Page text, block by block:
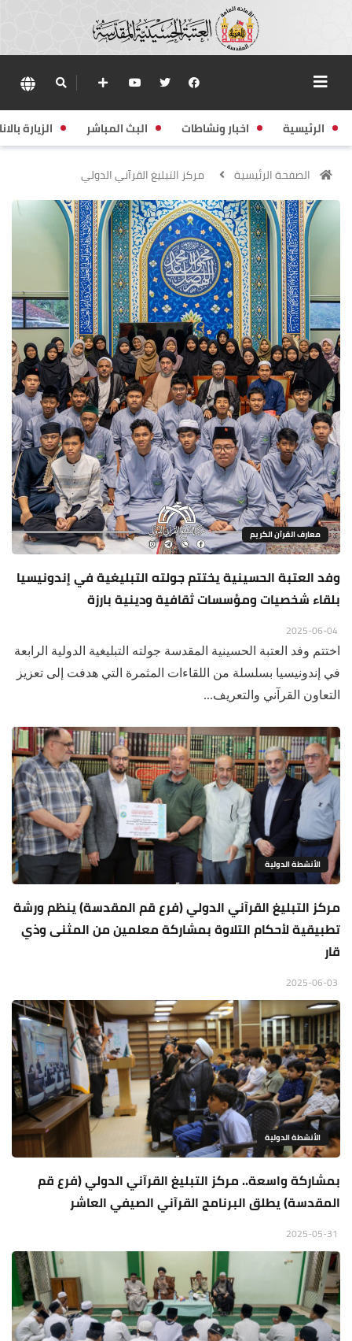
الرئيسية اخبار ونشاطات البث المباشر الزيارة
الصفحة الرئيسية مركز التبليغ القرآني الدولي
معارف القرآن الكريم
وفد العتبة الحسينية يختتم جولته التبليغية في إندونيسيا
بلقاء شخصيات ومؤسسات ثقافية ودينية بارزة
اختتم وفد العتبة الحسينية المقدسة جولته التبليغية الدولية الرابعة
في إندونيسيا بسلسلة من اللقاءات المثمرة التي هدفت إلى تعزيز
التعاون القرآني والتعريف...
الأنشطة الدولية
مركز التبليغ القرآني الدولي (فرع قم المقدسة) ينظم ورشة
تطبيقية لأحكام التلاوة بمشاركة معلمين من المثنى وذي
قار
الأنشطة الدولية
بمشاركة واسعة.. مركز التبليغ القرآني الدولي (فرع قم
المقدسة) يطلق البرنامج القرآني الصيفي العاشر